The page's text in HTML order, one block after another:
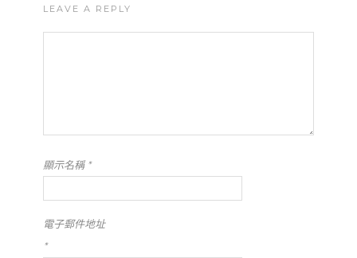
LEAVE A REPLY
顯示名稱*
電子郵件地址
*